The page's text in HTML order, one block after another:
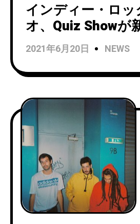
インディー・ロッ
オ、Quiz Showが
EP「Flotsam」を
2021年6月20日 NEWS